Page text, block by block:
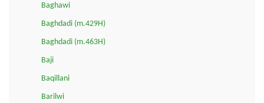
Baghawi
Baghdadi (m.429H)
Baghdadi (m.463H)
Baji
Baqillani
Barilwi